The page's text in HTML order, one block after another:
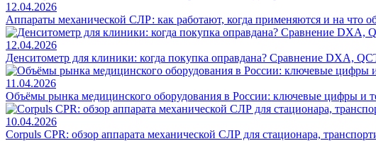
12.04.2026
Аппараты механической СЛР: как работают, когда применяются и на что
12.04.2026
Денситометр для клиники: когда покупка оправдана? Сравнение DXA,
11.04.2026
Объёмы рынка медицинского оборудования в России: ключевые цифры и
10.04.2026
Corpuls CPR: обзор аппарата механической СЛР для стационара,